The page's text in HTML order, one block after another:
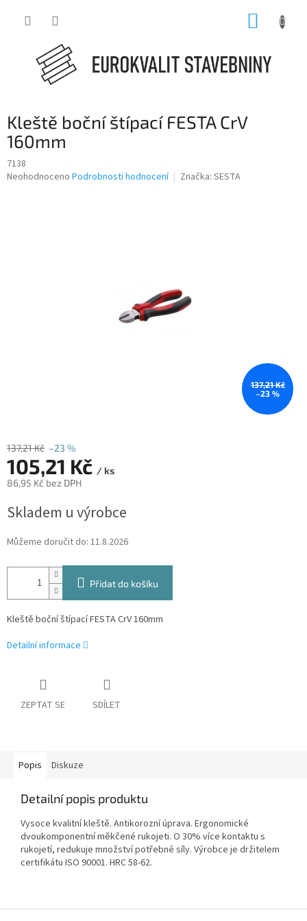
Kleště boční štípací FESTA CrV
160mm
7138
Průměrné
Neohodnoceno Podrobnosti hodnocení Značka: SESTA
137,21 Kč
–23 %
137,21 Kč –23 %
105,21 Kč / ks
86,95 Kč bez DPH
cena:
Skladem u výrobce
Můžeme doručit do: 11.8.2026
Přidat do košíku
Kleště boční štípací FESTA CrV 160mm
Detailní informace
ZEPTAT SE SDÍLET
Popis Diskuze
Detailní popis produktu
Vysoce kvalitní kleště. Antikorozní úprava. Ergonomické
dvoukomponentní měkčené rukojeti. O 30% více kontaktu s
rukojetí, redukuje množství potřebné síly. Výrobce je držitelem
certifikátu ISO 90001. HRC 58-62.